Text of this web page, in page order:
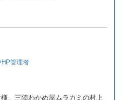
管理者
、三陸わかめ屋ムラカミの村上